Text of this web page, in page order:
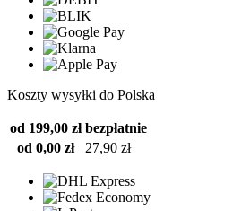
Koszty wysyłki do Polska
od 199,00 zł bezpłatnie
od 0,00 zł
27,90 zł